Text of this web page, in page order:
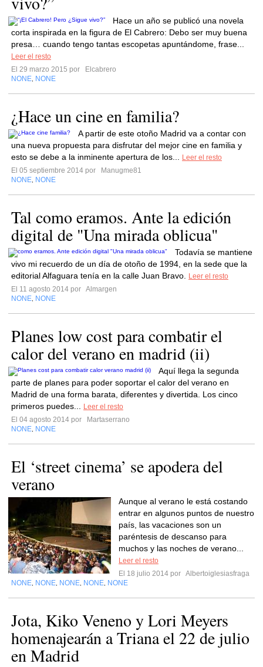
Hace un año se publicó una novela
corta inspirada en la figura de El Cabrero: Debo ser muy buena
presa… cuando tengo tantas escopetas apuntándome, frase...
Leer el resto
El 29 marzo 2015 por
Elcabrero
NONE NONE
¿Hace un cine en familia?
A partir de este otoño Madrid va a contar con
una nueva propuesta para disfrutar del mejor cine en familia y
esto se debe a la inminente apertura de los...
Leer el resto
El 05 septiembre 2014 por
Manugme81
NONE NONE
Tal como eramos. Ante la edición
digital de "Una mirada oblicua"
Todavía se mantiene
vivo mi recuerdo de un día de otoño de 1994, en la sede que la
editorial Alfaguara tenía en la calle Juan Bravo.
Leer el resto
El 11 agosto 2014 por Almargen
NONE NONE
Planes low cost para combatir el
calor del verano en madrid (ii)
Aquí llega la segunda
parte de planes para poder soportar el calor del verano en
Madrid de una forma barata, diferentes y divertida. Los cinco
primeros puedes...
Leer el resto
El 04 agosto 2014 por
Martaserrano
NONE NONE
El ‘street cinema’ se apodera del
verano
Aunque al verano le está costando
entrar en algunos puntos de nuestro
país, las vacaciones son un
paréntesis de descanso para
muchos y las noches de verano...
Leer el resto
El 18 julio 2014 por Albertoiglesiasfraga
NONE NONE NONE NONE NONE
Jota, Kiko Veneno y Lori Meyers
homenajearán a Triana el 22 de julio
en Madrid